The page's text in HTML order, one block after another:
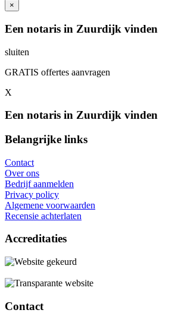
×
Een notaris in Zuurdijk vinden
sluiten
GRATIS offertes aanvragen
X
Een notaris in Zuurdijk vinden
Belangrijke links
Contact
Over ons
Bedrijf aanmelden
Privacy policy
Algemene voorwaarden
Recensie achterlaten
Accreditaties
Contact